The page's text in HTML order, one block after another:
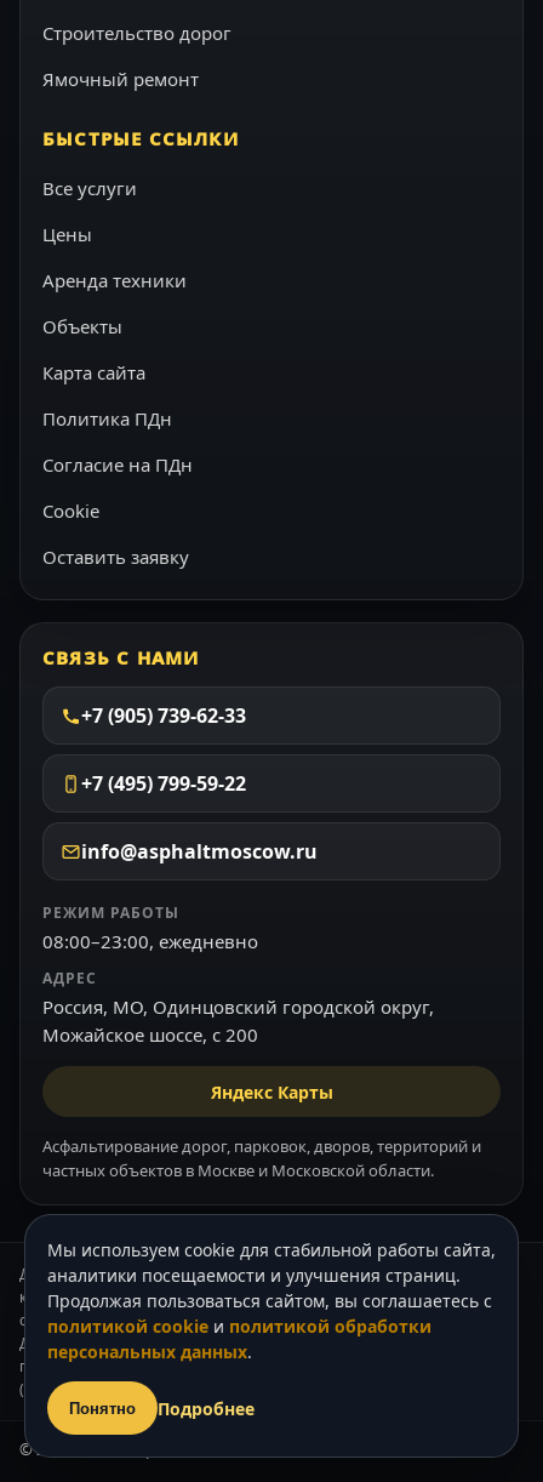
Строительство дорог
Ямочный ремонт
БЫСТРЫЕ ССЫЛКИ
Все услуги
Цены
Аренда техники
Объекты
Карта сайта
Политика ПДн
Согласие на ПДн
Cookie
Оставить заявку
СВЯЗЬ С НАМИ
+7 (905) 739-62-33
+7 (495) 799-59-22
info@asphaltmoscow.ru
РЕЖИМ РАБОТЫ
08:00–23:00, ежедневно
АДРЕС
Россия, МО, Одинцовский городской округ,
Можайское шоссе, с 200
Яндекс Карты
Асфальтирование дорог, парковок, дворов, территорий и
частных объектов в Москве и Московской области.
Данный интернет-сайт носит информационный характер и ни при
каких условиях не является публичной офертой, которая
определяется положениями Статьи 437 (2) Гражданского кодекса РФ.
Для получения подробной информации о стоимости наших услуг,
пожалуйста, обращайтесь к нашим менеджерам по телефону +7
(905) 739-62-33.
© 2003–2026 «Асфальт Москва».
Мы используем cookie для стабильной работы сайта,
аналитики посещаемости и улучшения страниц.
Продолжая пользоваться сайтом, вы соглашаетесь с
политикой cookie и политикой обработки
персональных данных.
Понятно Подробнее